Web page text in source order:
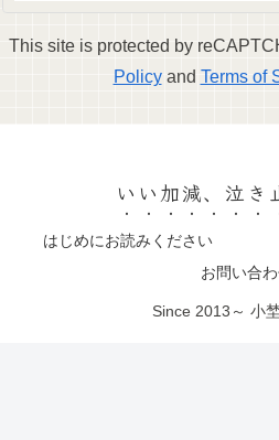
This site is protected by
Policyand Terms of
いい加減、泣き
はじめにお読みください
お問い合
Since 2013～ 小